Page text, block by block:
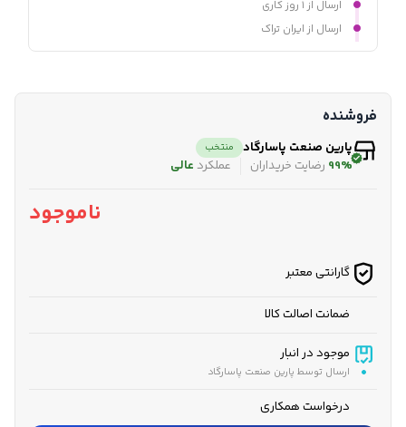
ارسال از ۱ روز کاری
ارسال از ایران تراک
فروشنده
پارین صنعت پاسارگاد منتخب
99% رضایت خریداران عملکرد عالی
ناموجود
گارانتی معتبر
ضمانت اصالت کالا
موجود در انبار
ارسال توسط پارین صنعت پاسارگاد
درخواست همکاری